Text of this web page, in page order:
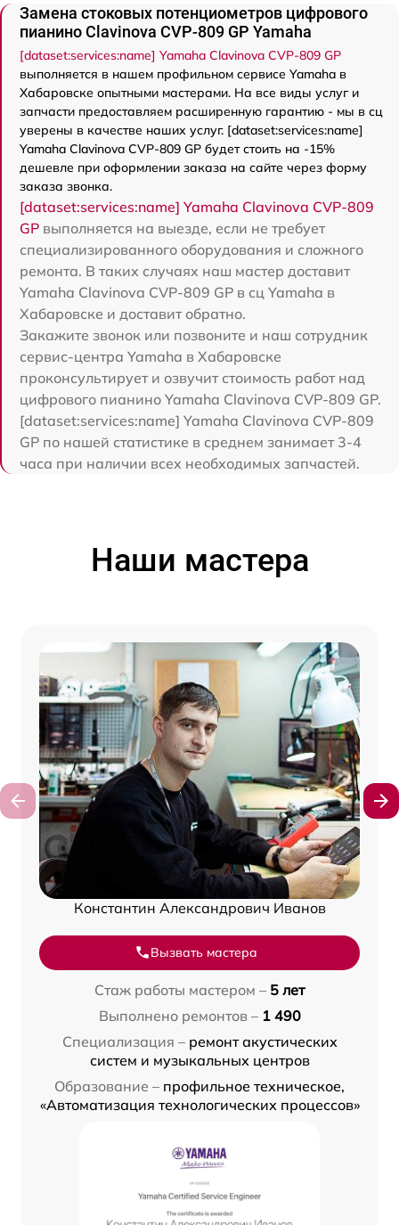
Замена стоковых потенциометров цифрового
пианино Clavinova CVP-809 GP Yamaha
[dataset:services:name] Yamaha Clavinova CVP-809 GP
выполняется в нашем профильном сервисе Yamaha в
Хабаровске опытными мастерами. На все виды услуг и
запчасти предоставляем расширенную гарантию - мы в сц
уверены в качестве наших услуг. [dataset:services:name]
Yamaha Clavinova CVP-809 GP будет стоить на -15%
дешевле при оформлении заказа на сайте через форму
заказа звонка.
[dataset:services:name] Yamaha Clavinova CVP-809
GP выполняется на выезде, если не требует
специализированного оборудования и сложного
ремонта. В таких случаях наш мастер доставит
Yamaha Clavinova CVP-809 GP в сц Yamaha в
Хабаровске и доставит обратно.
Закажите звонок или позвоните и наш сотрудник
сервис-центра Yamaha в Хабаровске
проконсультирует и озвучит стоимость работ над
цифрового пианино Yamaha Clavinova CVP-809 GP.
[dataset:services:name] Yamaha Clavinova CVP-809
GP по нашей статистике в среднем занимает 3-4
часа при наличии всех необходимых запчастей.
Наши мастера
Константин Александрович Иванов
Вызвать мастера
Стаж работы мастером – 5 лет
Выполнено ремонтов – 1 490
Специализация – ремонт акустических
систем и музыкальных центров
Образование – профильное техническое,
«Автоматизация технологических процессов»